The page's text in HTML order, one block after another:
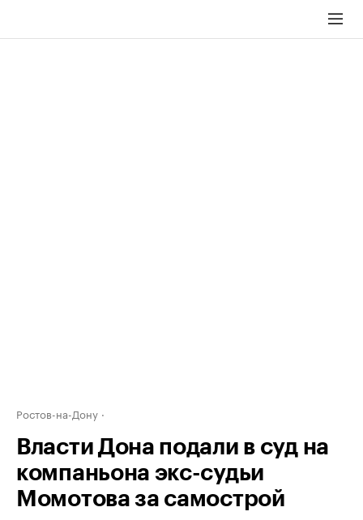
Ростов-на-Дону
Власти Дона подали в суд на
компаньона экс-судьи
Момотова за самострой